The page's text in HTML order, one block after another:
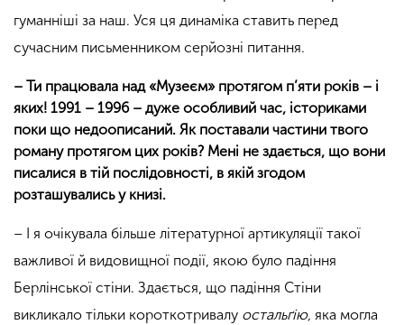
гуманніші за наш. Уся ця динаміка ставить перед
сучасним письменником серйозні питання.
– Ти працювала над «Музеєм» протягом п’яти років – і
яких! 1991 – 1996 – дуже особливий час, істориками
поки що недоописаний. Як поставали частини твого
роману протягом цих років? Мені не здається, що вони
писалися в тій послідовності, в якій згодом
розташувались у книзі.
– І я очікувала більше літературної артикуляції такої
важливої й видовищної події, якою було падіння
Берлінської стіни. Здається, що падіння Стіни
викликало тільки короткотривалу остальґію, яка могла